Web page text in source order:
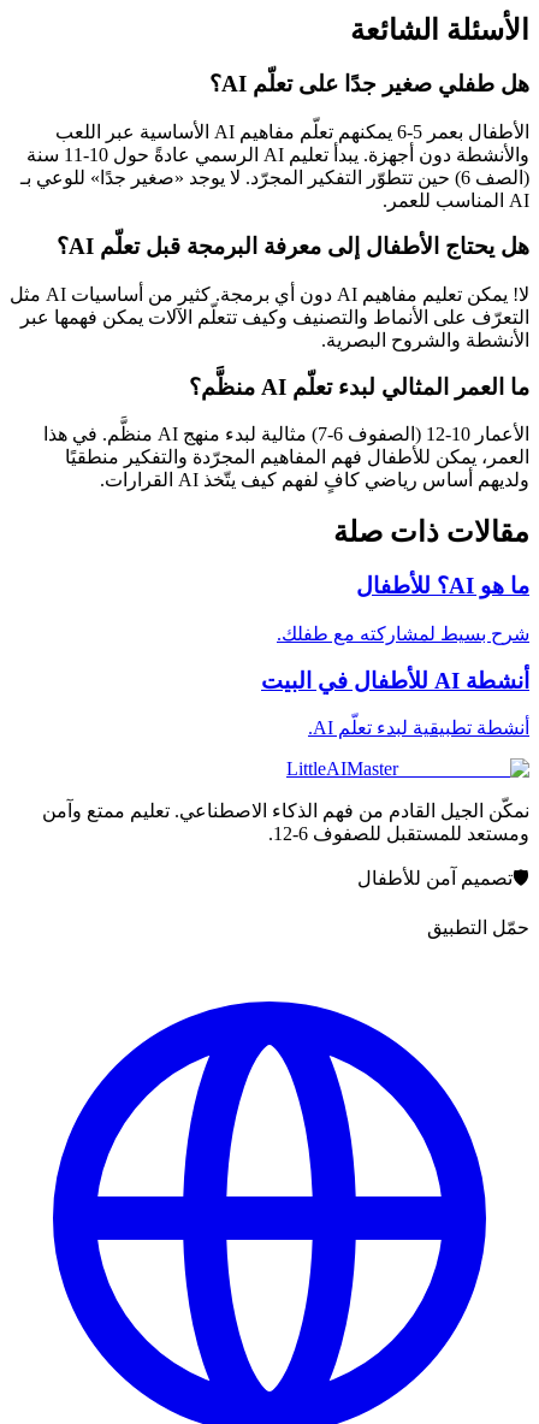
الأسئلة الشائعة
هل طفلي صغير جدًا على تعلّم AI؟
الأطفال بعمر 5-6 يمكنهم تعلّم مفاهيم AI الأساسية عبر اللعب
والأنشطة دون أجهزة. يبدأ تعليم AI الرسمي عادةً حول 10-11 سنة
(الصف 6) حين تتطوّر التفكير المجرّد. لا يوجد «صغير جدًا» للوعي بـ
AI المناسب للعمر.
هل يحتاج الأطفال إلى معرفة البرمجة قبل تعلّم AI؟
لا! يمكن تعليم مفاهيم AI دون أي برمجة. كثير من أساسيات AI مثل
التعرّف على الأنماط والتصنيف وكيف تتعلّم الآلات يمكن فهمها عبر
الأنشطة والشروح البصرية.
ما العمر المثالي لبدء تعلّم AI منظَّم؟
الأعمار 10-12 (الصفوف 6-7) مثالية لبدء منهج AI منظَّم. في هذا
العمر، يمكن للأطفال فهم المفاهيم المجرّدة والتفكير منطقيًا
ولديهم أساس رياضي كافٍ لفهم كيف يتّخذ AI القرارات.
مقالات ذات صلة
ما هو AI؟ للأطفال
شرح بسيط لمشاركته مع طفلك.
أنشطة AI للأطفال في البيت
أنشطة تطبيقية لبدء تعلّم AI.
LittleAIMaster
نمكّن الجيل القادم من فهم الذكاء الاصطناعي. تعليم ممتع وآمن
ومستعد للمستقبل للصفوف 6-12.
🛡️تصميم آمن للأطفال
حمّل التطبيق